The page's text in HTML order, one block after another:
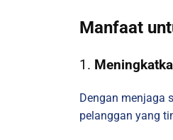
Manfaat
1.
Dengan menjaga
pelanggan yang